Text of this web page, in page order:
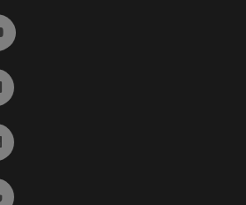
Ir a YouTube (abre en ventana nueva)
Ir a Flickr (abre en ventana nueva)
Ir a Linkedin (abre en ventana nueva)
Ir al Blog (abre en ventana nueva)